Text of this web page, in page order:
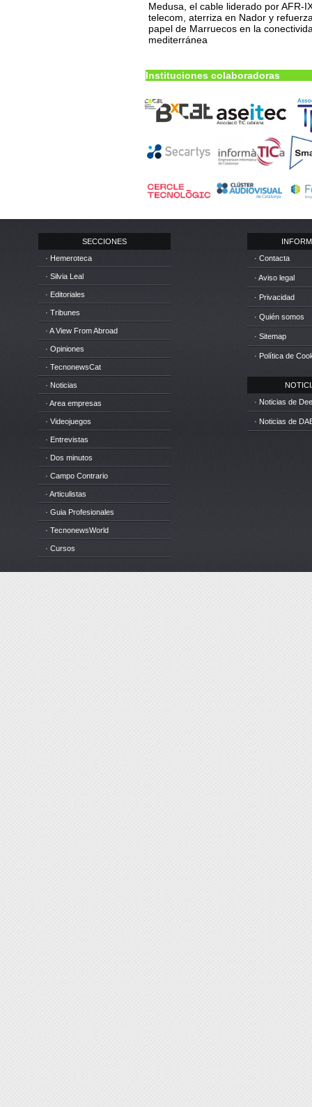
Medusa, el cable liderado por AFR-
telecom, aterriza en Nador y
papel de Marruecos en la
mediterránea
Instituciones colaboradoras
SECCIONES
· Hemeroteca
· Silvia Leal
· Editoriales
· Tribunes
· A View From Abroad
· Opiniones
· TecnonewsCat
· Noticias
· Area empresas
· Videojuegos
· Entrevistas
· Dos minutos
· Campo Contrario
· Articulistas
· Guia Profesionales
· TecnonewsWorld
· Cursos
· Contacta
· Aviso legal
· Privacidad
· Quién somos
· Sitemap
· Política de
· Noticias de
· Noticias de